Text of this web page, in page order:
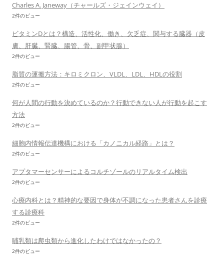
Charles A. Janeway（チャールズ・ジェインウェイ）
2件のビュー
ビタミンDとは？構造、活性化、働き、欠乏症、関与する臓器（皮
膚、肝臓、腎臓、腸管、骨、副甲状腺）
2件のビュー
脂質の運搬方法：キロミクロン、VLDL、LDL、HDLの役割
2件のビュー
何が人間の行動を決めているのか？行動できない人が行動を起こす
方法
2件のビュー
細胞内情報伝達機構における「カノニカル経路」とは？
2件のビュー
アプタマーセンサーによるコルチゾールのリアルタイム検出
2件のビュー
心療内科とは？精神的な要因で身体が不調になった患者さんを診療
する診療科
2件のビュー
哺乳類は爬虫類から進化したわけではなかったの？
2件のビュー